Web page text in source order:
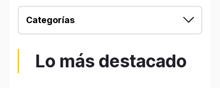
Categorías
Lo más destacado